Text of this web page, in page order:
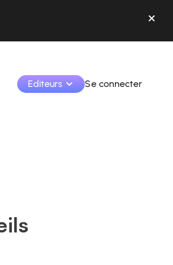
Editeurs
Identifier les marques et monétiser vos contenus
Se connecter